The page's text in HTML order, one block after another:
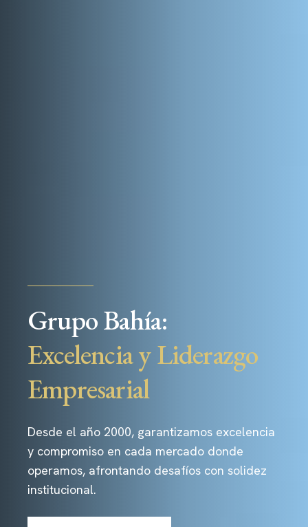
Grupo Bahía:
Excelencia y Liderazgo
Empresarial
Desde el año 2000, garantizamos excelencia
y compromiso en cada mercado donde
operamos, afrontando desafíos con solidez
institucional.